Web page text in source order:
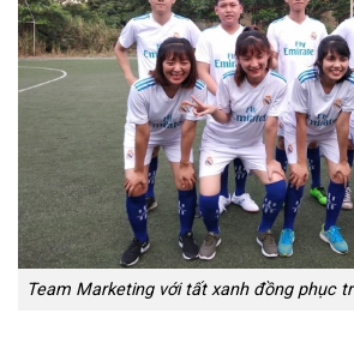
Team Marketing với tất xanh đồng phục